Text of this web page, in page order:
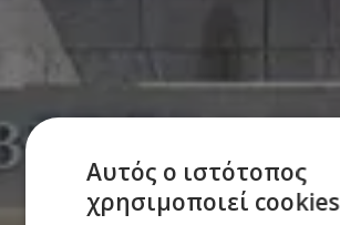
Αυτός ο ιστότοπος
χρησιμοποιεί cookies